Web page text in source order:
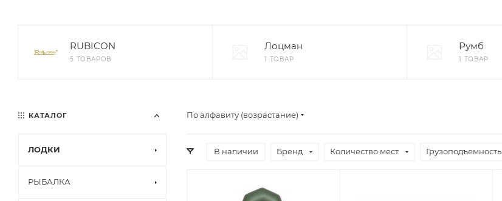
RUBICON
5 ТОВАРОВ
Лоцман
1 ТОВАР
Румб
1 ТОВАР
По алфавиту (возрастание)
В наличии Бренд Количество мест Грузоподъемность
КАТАЛОГ
ЛОДКИ
РЫБАЛКА